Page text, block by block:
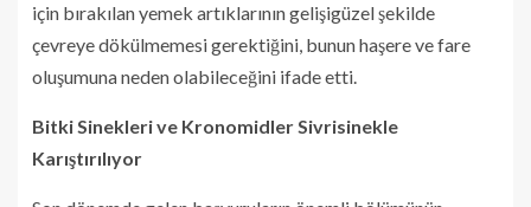
için bırakılan yemek artıklarının gelişigüzel şekilde
çevreye dökülmemesi gerektiğini, bunun haşere ve fare
oluşumuna neden olabileceğini ifade etti.
Bitki Sinekleri ve Kronomidler Sivrisinekle
Karıştırılıyor